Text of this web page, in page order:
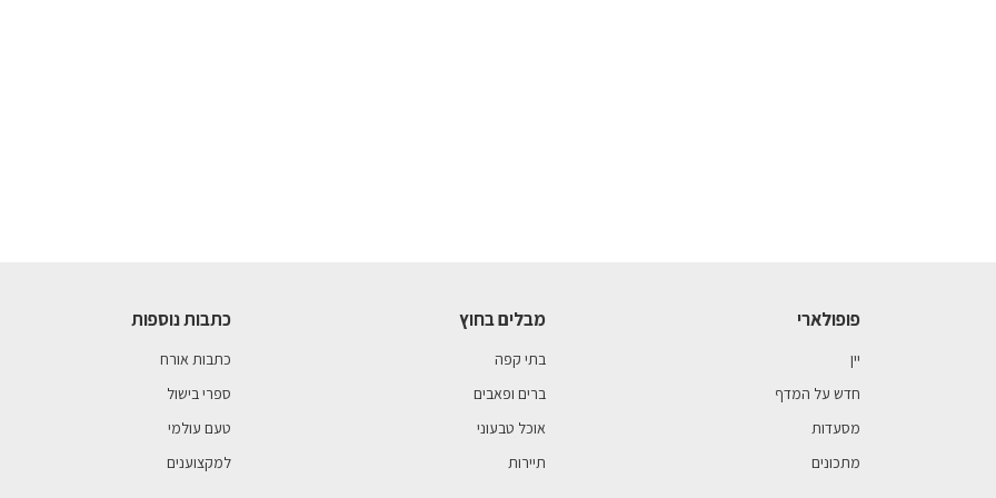
פופולארי
יין
חדש על המדף
מסעדות
מתכונים
מבלים בחוץ
בתי קפה
ברים ופאבים
אוכל טבעוני
תיירות
כתבות נוספות
כתבות אורח
ספרי בישול
טעם עולמי
למקצוענים